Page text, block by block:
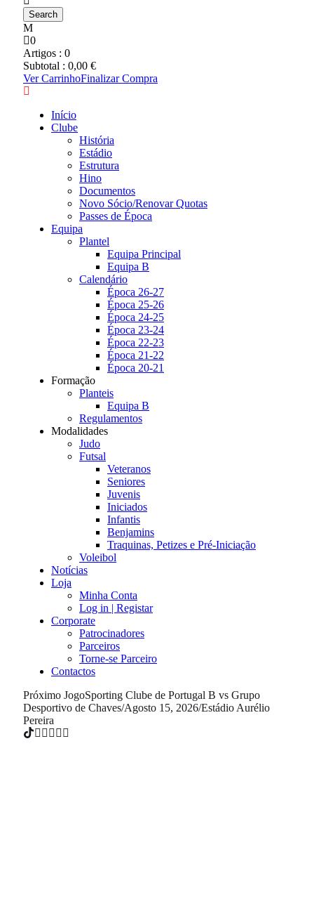
0
Artigos : 0
Subtotal : 0,00 €
Ver CarrinhoFinalizar Compra
Início
Clube
História
Estádio
Estrutura
Hino
Documentos
Novo Sócio/Renovar Quotas
Passes de Época
Equipa
Plantel
Equipa Principal
Equipa B
Calendário
Época 26-27
Época 25-26
Época 24-25
Época 23-24
Época 22-23
Época 21-22
Época 20-21
Formação
Planteis
Equipa B
Regulamentos
Modalidades
Judo
Futsal
Veteranos
Seniores
Juvenis
Iniciados
Infantis
Benjamins
Traquinas, Petizes e Pré-Iniciação
Voleibol
Notícias
Loja
Minha Conta
Log in | Registar
Corporate
Patrocinadores
Parceiros
Torne-se Parceiro
Contactos
Próximo JogoSporting Clube de Portugal B vs Grupo
Desportivo de Chaves/Agosto 15, 2026/Estádio Aurélio
Pereira